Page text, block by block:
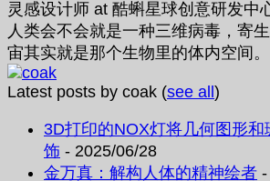
灵感设计师 at 酷蝌星球创意研发中
人类会不会就是一种三维病毒，寄
宙其实就是那个生物里的体内空间。
Latest posts by coak (see all )
3D打印的NOX灯将几何图形
饰 - 2025/06/28
金万真：解构人体的精神绘者